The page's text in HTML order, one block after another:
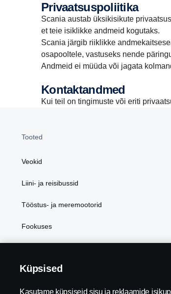
Privaatsuspoliitika
Scania austab üksikisikute
et teie isiklikke andmeid kogutaks.
Scania järgib riiklikke
osapooltele, vastuseks nende
Andmeid ei müüda või jagata
Kontaktandmed
Kui teil on tingimuste või eriti
Tooted
Veokid
Liini- ja reisibussid
Tööstus- ja meremootorid
Fookuses
Küpsised
Kasutame küpsiseid sisu ja reklaamide